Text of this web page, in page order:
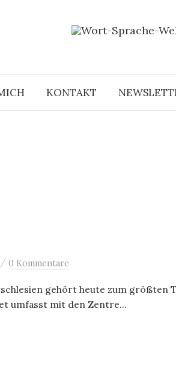
KONTAKT
/ 0 Kommentare
gehört heute zum größten
umfasst mit den Zentre...